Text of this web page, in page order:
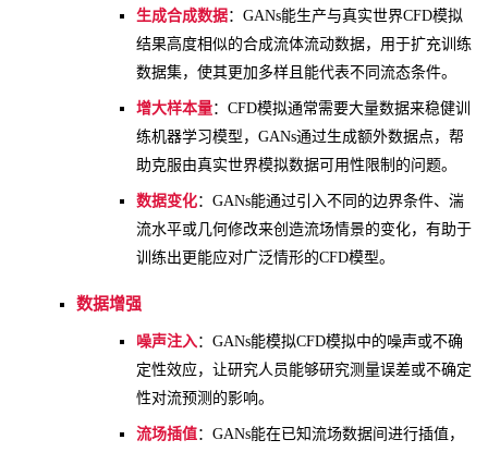
生成合成数据：GANs能生产与真实世界CFD模拟
结果高度相似的合成流体流动数据，用于扩充训练
数据集，使其更加多样且能代表不同流态条件。
增大样本量：CFD模拟通常需要大量数据来稳健训
练机器学习模型，GANs通过生成额外数据点，帮
助克服由真实世界模拟数据可用性限制的问题。
数据变化：GANs能通过引入不同的边界条件、湍
流水平或几何修改来创造流场情景的变化，有助于
训练出更能应对广泛情形的CFD模型。
数据增强
噪声注入 ：GANs能模拟CFD模拟中的噪声或不确
定性效应，让研究人员能够研究测量误差或不确定
性对流预测的影响。
流场插值：GANs能在已知流场数据间进行插值，